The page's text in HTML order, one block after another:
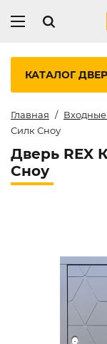
КАТАЛОГ
Главная
Силк Сноу
Дверь REX
Сноу